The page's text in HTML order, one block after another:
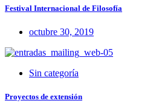
Festival Internacional de Filosofía
octubre 30, 2019
Sin categoría
Proyectos de extensión